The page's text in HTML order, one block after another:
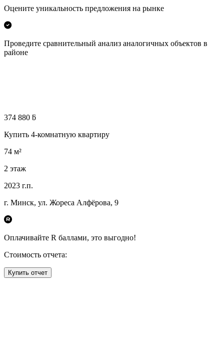
Оцените уникальность предложения на рынке
Проведите сравнительный анализ аналогичных объектов в
районе
374 880 ƃ
Купить 4-комнатную квартиру
74 м²
2 этаж
2023 г.п.
г. Минск, ул. Жореса Алфёрова, 9
Оплачивайте R баллами, это выгодно!
Стоимость отчета:
Купить отчет